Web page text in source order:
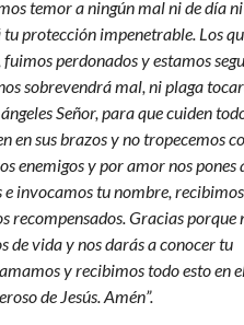
temor a ningún mal ni de día
tu protección impenetrable. Los
perdonados y estamos
sobrevendrá mal, ni plaga
Señor, para que cuiden
en sus brazos y no tropecemos
enemigos y por amor nos pones
e invocamos tu nombre, recibimos
recompensados. Gracias porque
de vida y nos darás a conocer tu
y recibimos todo esto en
de Jesús. Amén”.